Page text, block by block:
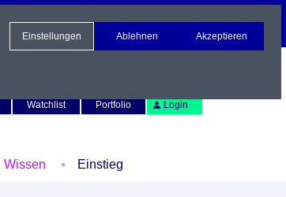
Watchlist Portfolio Login
Wissen Einstieg
Einstellungen Ablehnen Akzeptieren